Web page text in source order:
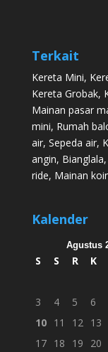
Terkait
Kereta Mini,
Kereta Grobak,
Mainan pasar
mini, Rumah
air, Sepeda air,
angin, Bianglala,
ride, Mainan
Kalender
Agustus
S S R K
3
4 5 6
10 11 12 13
17 18 19 20